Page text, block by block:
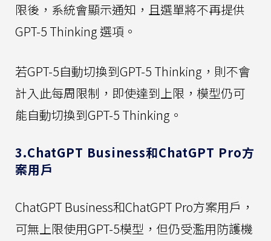
限後，系統會顯示通知，且選單將不再提供
GPT-5 Thinking 選項。
若GPT-5自動切換到GPT-5 Thinking，則不會
計入此每周限制，即使達到上限，模型仍可
能自動切換到GPT-5 Thinking。
3.ChatGPT Business和ChatGPT Pro方
案用戶
ChatGPT Business和ChatGPT Pro方案用戶，
可無上限使用GPT-5模型，但仍受濫用防護機